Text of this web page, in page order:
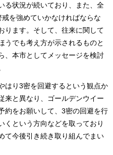
る状況が続いており、また、全
を強めていかなければならな
ります。そして、往来に関して
うでも考え方が示されるものと
、本市としてメッセージを検討
はり3密を回避するという観点か
来と異なり、ゴールデンウイー
約をお願いして、3密の回避を行
くという方向などを取っており
て今後引き続き取り組んでまい